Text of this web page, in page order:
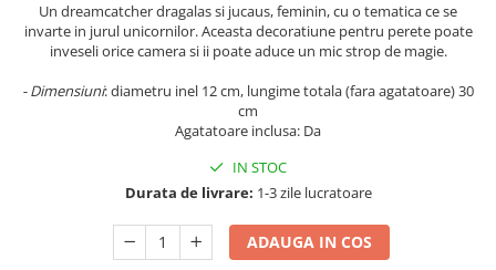
Un dreamcatcher dragalas si jucaus, feminin, cu o tematica ce se
invarte in jurul unicornilor. Aceasta decoratiune pentru perete poate
inveseli orice camera si ii poate aduce un mic strop de magie.
- Dimensiuni: diametru inel 12 cm, lungime totala (fara agatatoare) 30
cm
Agatatoare inclusa: Da
IN STOC
Durata de livrare: 1-3 zile lucratoare
ADAUGA IN COS